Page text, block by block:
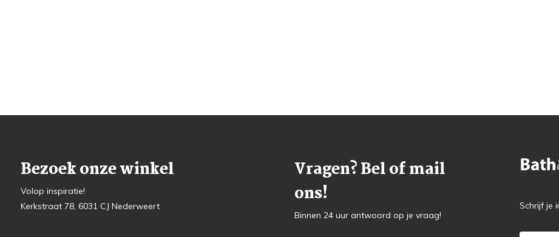
Bezoek onze winkel
Volop inspiratie!
Kerkstraat 78, 6031 CJ Nederweert
Vragen? Bel of mail
ons!
Binnen 24 uur antwoord op je vraag!
Schrijf je